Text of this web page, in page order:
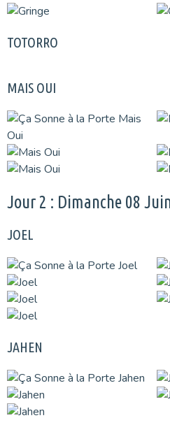
TOTORRO
MAIS OUI
Jour 2 : Dimanche 08
JOEL
JAHEN